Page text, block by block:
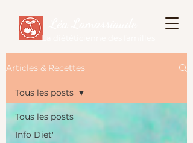
La diététicienne des familles
Articles & Recettes
Tous les posts
Info Diet'
Tous les posts